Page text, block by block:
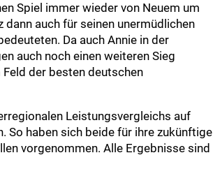
Spiel immer wieder von Neuem um
auch für seinen unermüdlichen
Da auch Annie in der
auch noch einen weiteren Sieg
der besten deutschen
Leistungsvergleichs auf
So haben sich beide für ihre zukünftige
vorgenommen. Alle Ergebnisse sind